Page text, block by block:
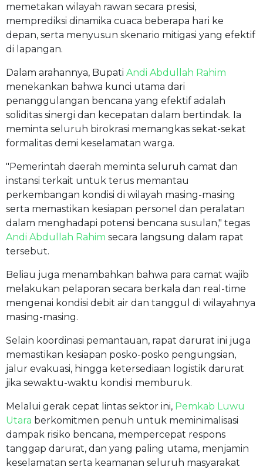
memetakan wilayah rawan secara presisi,
memprediksi dinamika cuaca beberapa hari ke
depan, serta menyusun skenario mitigasi yang efektif
di lapangan.
Dalam arahannya, Bupati Andi Abdullah Rahim
menekankan bahwa kunci utama dari
penanggulangan bencana yang efektif adalah
soliditas sinergi dan kecepatan dalam bertindak. Ia
meminta seluruh birokrasi memangkas sekat-sekat
formalitas demi keselamatan warga.
"Pemerintah daerah meminta seluruh camat dan
instansi terkait untuk terus memantau
perkembangan kondisi di wilayah masing-masing
serta memastikan kesiapan personel dan peralatan
dalam menghadapi potensi bencana susulan," tegas
Andi Abdullah Rahim secara langsung dalam rapat
tersebut.
Beliau juga menambahkan bahwa para camat wajib
melakukan pelaporan secara berkala dan real-time
mengenai kondisi debit air dan tanggul di wilayahnya
masing-masing.
Selain koordinasi pemantauan, rapat darurat ini juga
memastikan kesiapan posko-posko pengungsian,
jalur evakuasi, hingga ketersediaan logistik darurat
jika sewaktu-waktu kondisi memburuk.
Melalui gerak cepat lintas sektor ini, Pemkab Luwu
Utara berkomitmen penuh untuk meminimalisasi
dampak risiko bencana, mempercepat respons
tanggap darurat, dan yang paling utama, menjamin
keselamatan serta keamanan seluruh masyarakat